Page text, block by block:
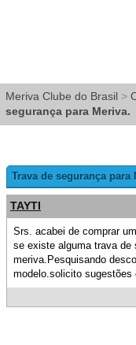
Meriva Clube do Brasil >
segurança para Meriva.
Trava de segurança para
TAYTI
Srs. acabei de comprar
se existe alguma trava de
meriva.Pesquisando
modelo.solicito sugestões